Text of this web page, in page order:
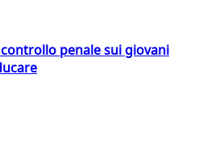
penale sui giovani